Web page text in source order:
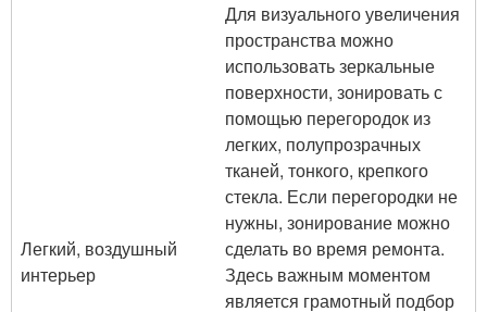
Легкий, воздушный
интерьер
Для визуального увеличения
пространства можно
использовать зеркальные
поверхности, зонировать с
помощью перегородок из
легких, полупрозрачных
тканей, тонкого, крепкого
стекла. Если перегородки не
нужны, зонирование можно
сделать во время ремонта.
Здесь важным моментом
является грамотный подбор